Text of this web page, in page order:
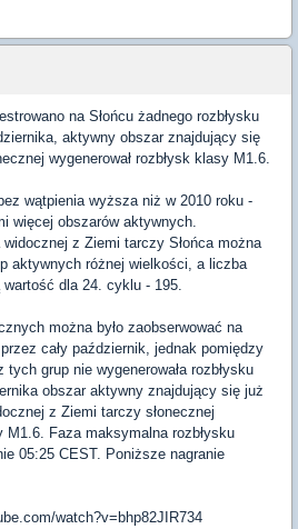
na Słońcu żadnego rozbłysku
aktywny obszar znajdujący się
wygenerował rozbłysk klasy M1.6.
wątpienia wyższa niż w 2010 roku -
więcej obszarów aktywnych.
widocznej z Ziemi tarczy Słońca można
aktywnych różnej wielkości, a liczba
wartość dla 24. cyklu - 195.
można było zaobserwować na
cały październik, jednak pomiędzy
grup nie wygenerowała rozbłysku
obszar aktywny znajdujący się już
z Ziemi tarczy słonecznej
M1.6. Faza maksymalna rozbłysku
05:25 CEST. Poniższe nagranie
watch?v=bhp82JIR734